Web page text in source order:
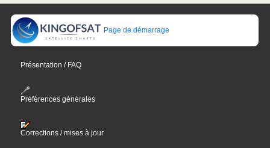
Page de démarrage
Présentation / FAQ
Préférences générales
Corrections / mises à jour